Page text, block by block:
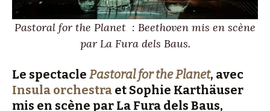
Pastoral for the Planet : Beethoven mis en scène
par La Fura dels Baus.
Le spectacle Pastoral for the Planet, avec
Insula orchestra et Sophie Karthäuser
mis en scène par La Fura dels Baus,